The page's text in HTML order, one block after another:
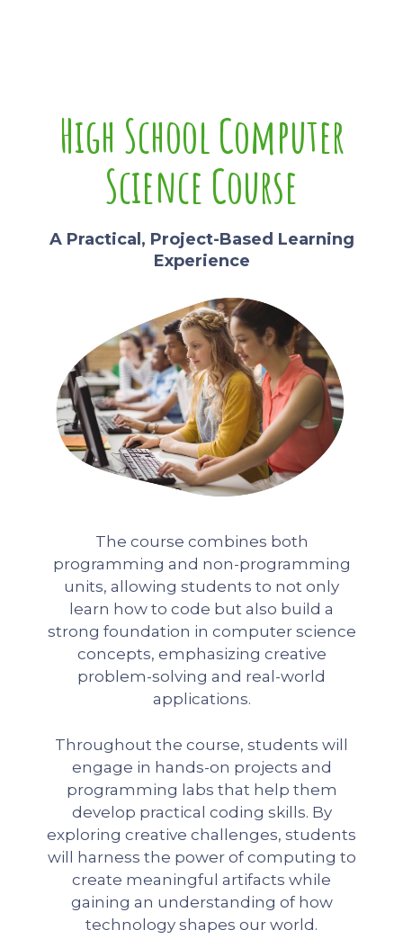
High School Computer
Science Course
A Practical, Project-Based Learning
Experience
The course combines both
programming and non-programming
units, allowing students to not only
learn how to code but also build a
strong foundation in computer science
concepts, emphasizing creative
problem-solving and real-world
applications.
Throughout the course, students will
engage in hands-on projects and
programming labs that help them
develop practical coding skills. By
exploring creative challenges, students
will harness the power of computing to
create meaningful artifacts while
gaining an understanding of how
technology shapes our world.